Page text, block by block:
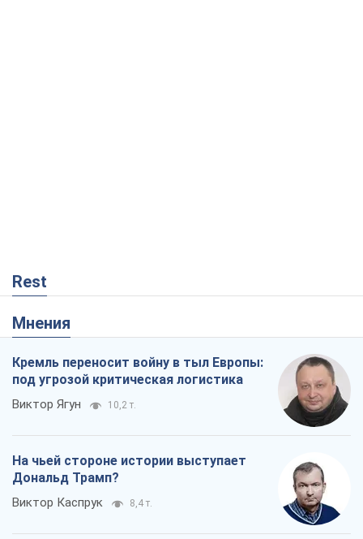
Rest
Мнения
Кремль переносит войну в тыл Европы:
под угрозой критическая логистика
Виктор Ягун 10,2 т.
На чьей стороне истории выступает
Дональд Трамп?
Виктор Каспрук 8,4 т.